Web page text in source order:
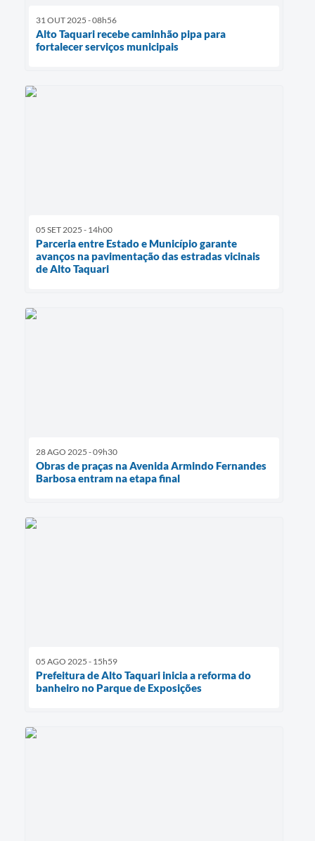
31 OUT 2025 - 08h56
Alto Taquari recebe caminhão pipa para
fortalecer serviços municipais
05 SET 2025 - 14h00
Parceria entre Estado e Município garante
avanços na pavimentação das estradas vicinais
de Alto Taquari
28 AGO 2025 - 09h30
Obras de praças na Avenida Armindo Fernandes
Barbosa entram na etapa final
05 AGO 2025 - 15h59
Prefeitura de Alto Taquari inicia a reforma do
banheiro no Parque de Exposições